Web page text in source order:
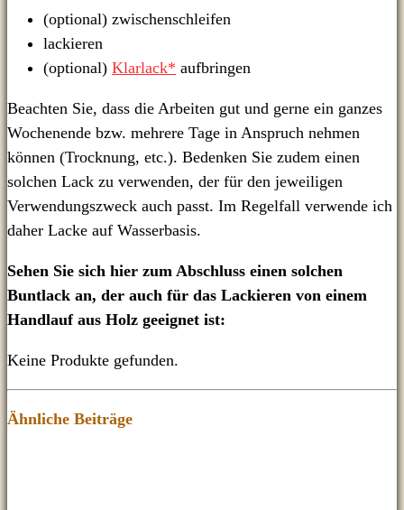
(optional) zwischenschleifen
lackieren
(optional) Klarlack* aufbringen
Beachten Sie, dass die Arbeiten gut und gerne ein ganzes
Wochenende bzw. mehrere Tage in Anspruch nehmen
können (Trocknung, etc.). Bedenken Sie zudem einen
solchen Lack zu verwenden, der für den jeweiligen
Verwendungszweck auch passt. Im Regelfall verwende ich
daher Lacke auf Wasserbasis.
Sehen Sie sich hier zum Abschluss einen solchen
Buntlack an, der auch für das Lackieren von einem
Handlauf aus Holz geeignet ist:
Keine Produkte gefunden.
Ähnliche Beiträge